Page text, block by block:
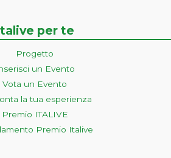
per te
Progetto
un Evento
Vota un Evento
la tua esperienza
Premio ITALIVE
Premio Italive